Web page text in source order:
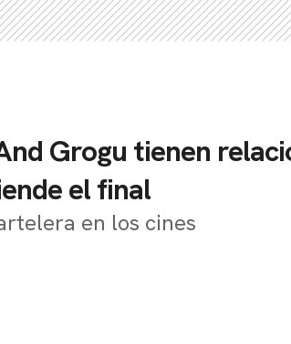
Grogu tienen
el final
en los cines